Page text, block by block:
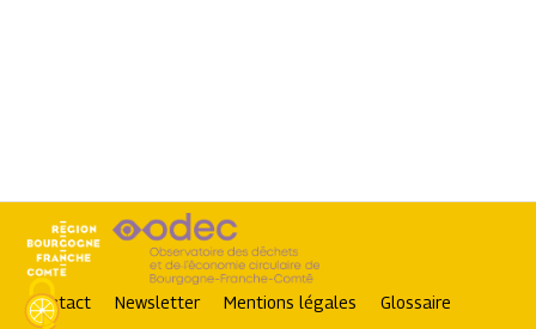
Contact Newsletter Mentions légales
Glossaire